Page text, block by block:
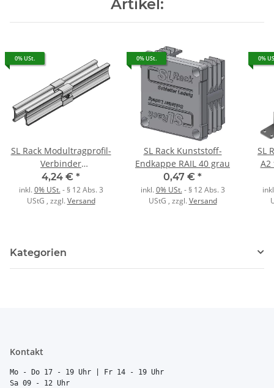
Artikel:
0% USt.
SL Rack Modultragprofil-
Verbinder
Innenverbinder m.
Träger RAIL 40
4,24 € *
inkl.0% USt.- § 12 Abs. 3
UStG , zzgl.Versand
0% USt.
SL Rack Kunststoff-
Endkappe RAIL 40 grau
0,47 € *
inkl.0% USt.- § 12 Abs. 3
UStG , zzgl.Versand
0%
SL
A2
Kategorien
Kontakt
Mo - Do 17 - 19 Uhr | Fr 14 - 19 Uhr
Sa 09 - 12 Uhr